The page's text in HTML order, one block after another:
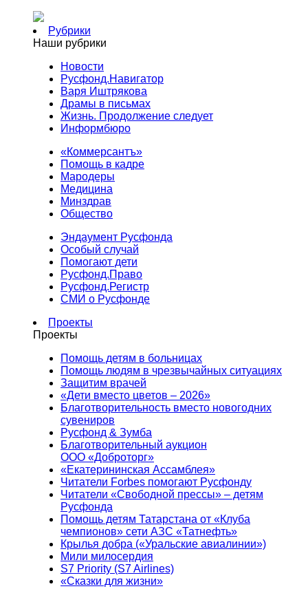
Рубрики
Наши рубрики
Новости
Русфонд.Навигатор
Варя Иштрякова
Драмы в письмах
Жизнь. Продолжение следует
Информбюро
«Коммерсантъ»
Помощь в кадре
Мародеры
Медицина
Минздрав
Общество
Эндаумент Русфонда
Особый случай
Помогают дети
Русфонд.Право
Русфонд.Регистр
СМИ о Русфонде
Проекты
Проекты
Помощь детям в больницах
Помощь людям в чрезвычайных ситуациях
Защитим врачей
«Дети вместо цветов – 2026»
Благотворительность вместо новогодних
сувениров
Русфонд & Зумба
Благотворительный аукцион
ООО «Доброторг»
«Екатерининская Ассамблея»
Читатели Forbes помогают Русфонду
Читатели «Свободной прессы» – детям
Русфонда
Помощь детям Татарстана от «Клуба
чемпионов» сети АЗС «Татнефть»
Крылья добра («Уральские авиалинии»)
Мили милосердия
S7 Priority (S7 Airlines)
«Сказки для жизни»